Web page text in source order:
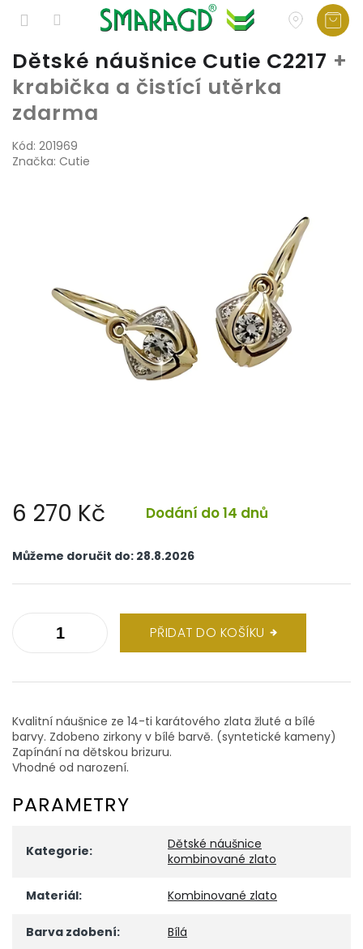
Přejít
obsah
Dětské náušnice Cutie C2217 +
krabička a čistící utěrka
zdarma
Kód: 201969
Značka: Cutie
6 270 Kč Dodání do 14 dnů
cena:
Můžeme doručit do: 28.8.2026
PŘIDAT DO KOŠÍKU
Kvalitní náušnice ze 14-ti karátového zlata žluté a bílé
barvy. Zdobeno zirkony v bílé barvě. (syntetické kameny)
Zapínání na dětskou brizuru.
Vhodné od narození.
PARAMETRY
Kategorie:
Dětské náušnice
kombinované zlato
Materiál: Kombinované zlato
Barva zdobení: Bílá